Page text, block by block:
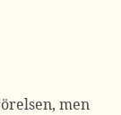
men